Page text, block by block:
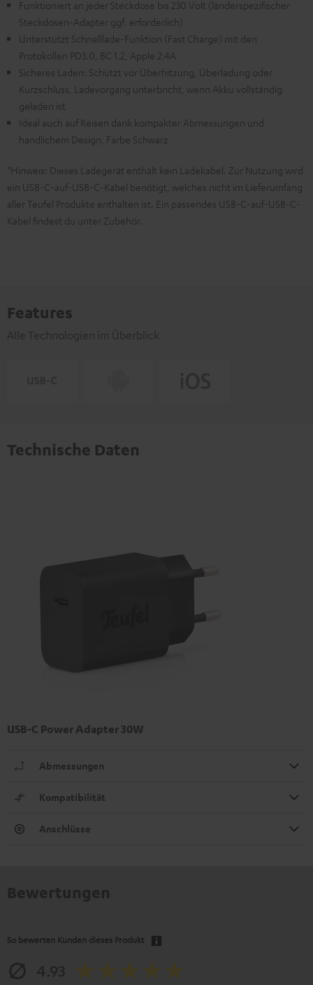
Funktioniert an jeder Steckdose bis 230 Volt (länderspezifischer
Steckdosen-Adapter ggf. erforderlich)
Unterstützt Schnelllade-Funktion (Fast Charge) mit den
Protokollen PD3.0, BC 1.2, Apple 2.4A
Sicheres Laden: Schützt vor Überhitzung, Überladung oder
Kurzschluss, Ladevorgang unterbricht, wenn Akku vollständig
geladen ist
Ideal auch auf Reisen dank kompakter Abmessungen und
handlichem Design, Farbe Schwarz
*Hinweis: Dieses Ladegerät enthält kein Ladekabel. Zur Nutzung wird
ein USB-C-auf-USB-C-Kabel benötigt, welches nicht im Lieferumfang
aller Teufel Produkte enthalten ist. Ein passendes USB-C-auf-USB-C-
Kabel findest du unter Zubehör.
Features
Alle Technologien im Überblick
Technische Daten
USB-C Power Adapter 30W
Abmessungen
Kompatibilität
Anschlüsse
So bewerten Kunden dieses Produkt